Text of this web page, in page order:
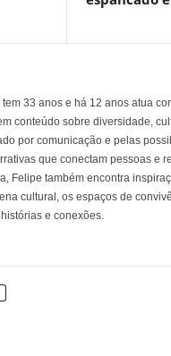
33 anos e há 12 anos atua
conteúdo sobre diversidade,
por comunicação e pelas
que conectam pessoas e
Felipe também encontra
cultural, os espaços de
e conexões.